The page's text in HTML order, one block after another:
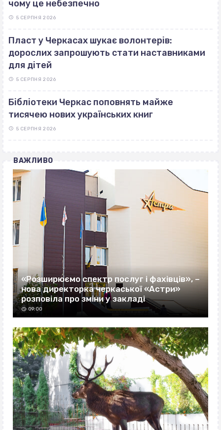
чому це небезпечно
5 СЕРПНЯ 2026
Пласт у Черкасах шукає волонтерів:
дорослих запрошують стати наставниками
для дітей
5 СЕРПНЯ 2026
Бібліотеки Черкас поповнять майже
тисячею нових українських книг
5 СЕРПНЯ 2026
ВАЖЛИВО
«Розширюємо спектр послуг і фахівців», –
нова директорка черкаської «Астри»
розповіла про зміни у закладі
09:00